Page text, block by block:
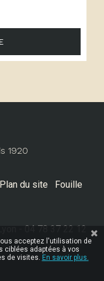
1920
Plan du site
Fouille
- 04 78 37 22 12
acceptez l'utilisation de
ciblées adaptées à vos
de visites. En savoir plus.